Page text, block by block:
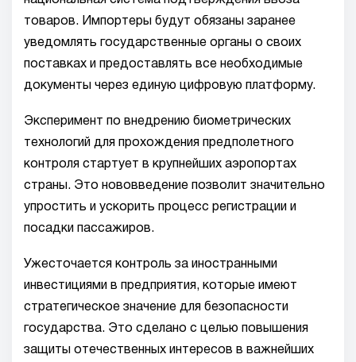
товаров. Импортеры будут обязаны заранее
уведомлять государственные органы о своих
поставках и предоставлять все необходимые
документы через единую цифровую платформу.
Эксперимент по внедрению биометрических
технологий для прохождения предполетного
контроля стартует в крупнейших аэропортах
страны. Это нововведение позволит значительно
упростить и ускорить процесс регистрации и
посадки пассажиров.
Ужесточается контроль за иностранными
инвестициями в предприятия, которые имеют
стратегическое значение для безопасности
государства. Это сделано с целью повышения
защиты отечественных интересов в важнейших